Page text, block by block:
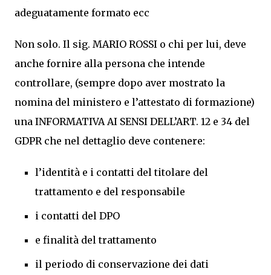
adeguatamente formato ecc
Non solo. Il sig. MARIO ROSSI o chi per lui, deve
anche fornire alla persona che intende
controllare, (sempre dopo aver mostrato la
nomina del ministero e l’attestato di formazione)
una INFORMATIVA AI SENSI DELL’ART. 12 e 34 del
GDPR che nel dettaglio deve contenere:
l’identità e i contatti del titolare del
trattamento e del responsabile
i contatti del DPO
e finalità del trattamento
il periodo di conservazione dei dati